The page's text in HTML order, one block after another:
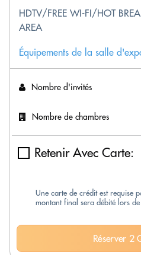
HDTV/FREE WI-FI/HOT
AREA
Équipements de la salle
Nombre d'invités
Nombre de chambres
Retenir Avec Carte:
Une carte de crédit est requise
montant final sera débité lors
Réserver 2